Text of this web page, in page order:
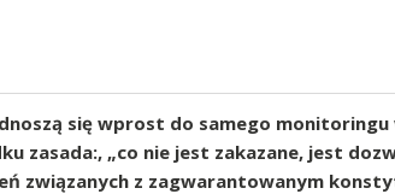
się wprost do samego monitoringu
zasada:, „co nie jest zakazane, jest
związanych z zagwarantowanym